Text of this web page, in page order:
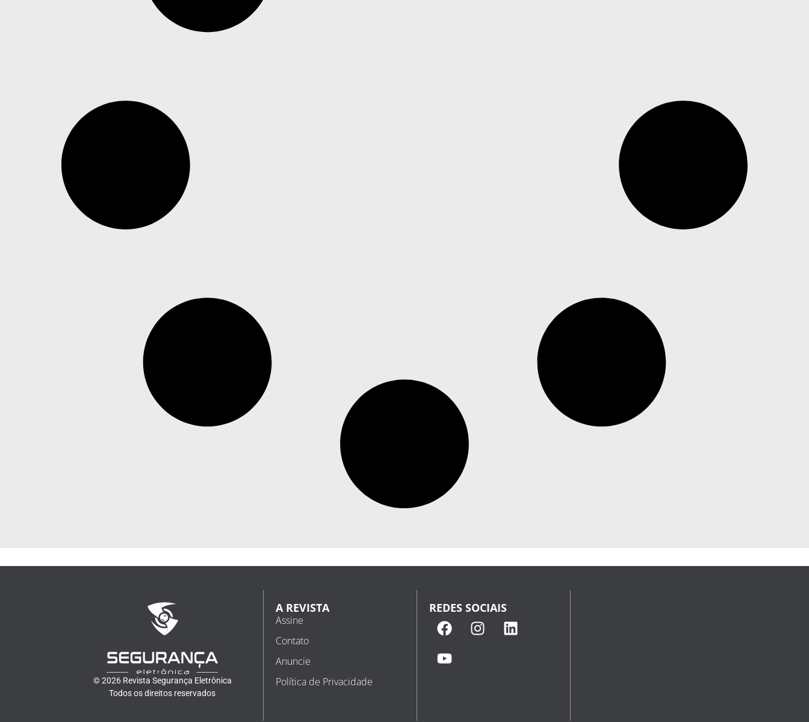
© 2026 Revista Segurança Eletrônica
Todos os direitos reservados
A REVISTA
Assine
Contato
Anuncie
Política de Privacidade
REDES SOCIAIS